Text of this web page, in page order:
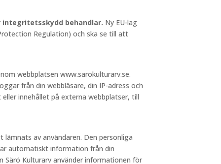
behandlar. Ny EU-lag
Regulation) och ska se till att
webbplatsen www.sarokulturarv.se.
från din webbläsare, din IP-adress och
innehållet på externa webbplatser, till
av användaren. Den personliga
automatiskt information från din
Särö Kulturarv använder informationen för